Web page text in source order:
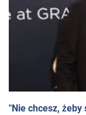
"Nie chcesz,